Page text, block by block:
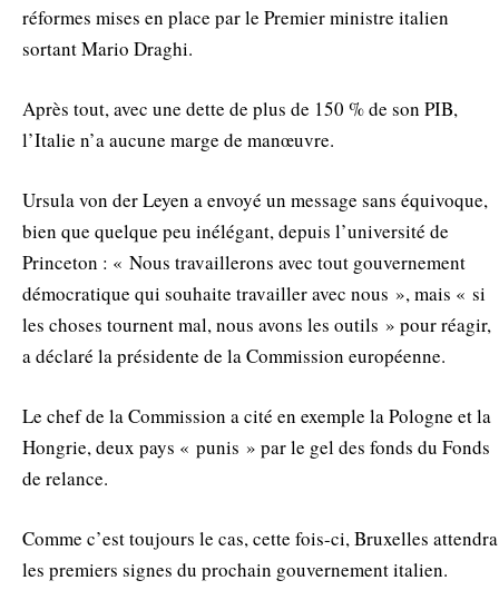
réformes mises en place par le Premier ministre italien
sortant Mario Draghi.
Après tout, avec une dette de plus de 150 % de son PIB,
l’Italie n’a aucune marge de manœuvre.
Ursula von der Leyen a envoyé un message sans équivoque,
bien que quelque peu inélégant, depuis l’université de
Princeton : « Nous travaillerons avec tout gouvernement
démocratique qui souhaite travailler avec nous », mais « si
les choses tournent mal, nous avons les outils » pour réagir,
a déclaré la présidente de la Commission européenne.
Le chef de la Commission a cité en exemple la Pologne et la
Hongrie, deux pays « punis » par le gel des fonds du Fonds
de relance.
Comme c’est toujours le cas, cette fois-ci, Bruxelles attendra
les premiers signes du prochain gouvernement italien.